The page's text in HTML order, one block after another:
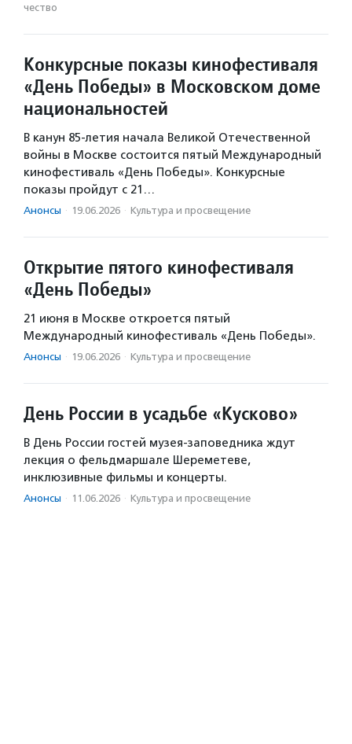
чест­во
Конкурсные показы кинофестиваля
«День Победы» в Московском доме
национальностей
В канун 85-летия начала Великой Отечественной
войны в Москве состоится пятый Международный
кинофестиваль «День Победы». Конкурсные
показы пройдут с 21…
Анонсы · 19.06.2026 · Культура и просвещение
Открытие пятого кинофестиваля
«День Победы»
21 июня в Москве откроется пятый
Международный кинофестиваль «День Победы».
Анонсы · 19.06.2026 · Культура и просвещение
День России в усадьбе «Кусково»
В День России гостей музея-заповедника ждут
лекция о фельдмаршале Шереметеве,
инклюзивные фильмы и концерты.
Анонсы · 11.06.2026 · Культура и просвещение